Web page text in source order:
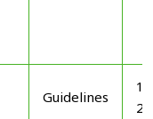
Guidelines